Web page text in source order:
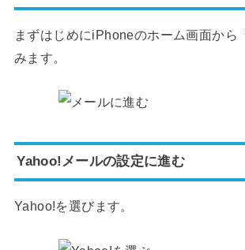
まずはじめにiPhoneのホーム画面から
みます。
Yahoo!メールの設定に進む
Yahoo!を選びます。